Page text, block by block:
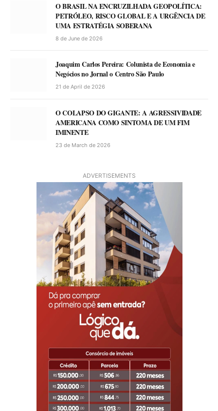
O BRASIL NA ENCRUZILHADA GEOPOLÍTICA:
PETRÓLEO, RISCO GLOBAL E A URGÊNCIA DE
UMA ESTRATÉGIA SOBERANA
8 de June de 2026
Joaquim Carlos Pereira: Colunista de Economia e
Negócios no Jornal o Centro São Paulo
21 de April de 2026
O COLAPSO DO GIGANTE: A AGRESSIVIDADE
AMERICANA COMO SINTOMA DE UM FIM
IMINENTE
23 de March de 2026
ADVERTISEMENTS